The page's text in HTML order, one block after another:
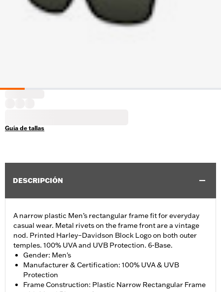
Guía de tallas
DESCRIPCIÓN
A narrow plastic Men’s rectangular frame fit for everyday
casual wear. Metal rivets on the frame front are a vintage
nod. Printed Harley–Davidson Block Logo on both outer
temples. 100% UVA and UVB Protection. 6-Base.
Gender: Men's
Manufacturer & Certification: 100% UVA & UVB
Protection
Frame Construction: Plastic Narrow Rectangular Frame